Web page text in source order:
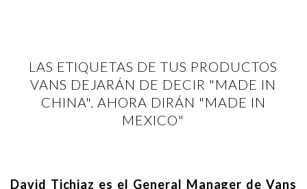
LAS ETIQUETAS DE TUS PRODUCTOS
VANS DEJARÁN DE DECIR "MADE IN
CHINA". AHORA DIRÁN "MADE IN
MEXICO"
David Tichiaz es el General Manager de Vans